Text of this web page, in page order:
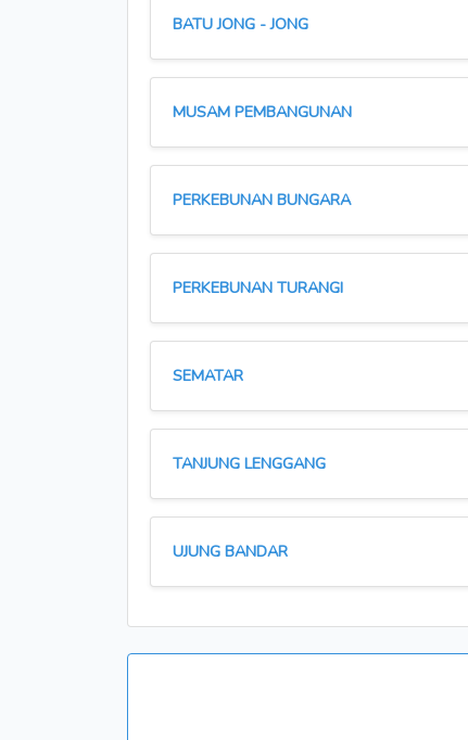
BATU JONG - JONG
MUSAM PEMBANGUNAN
PERKEBUNAN BUNGARA
PERKEBUNAN TURANGI
SEMATAR
TANJUNG LENGGANG
UJUNG BANDAR